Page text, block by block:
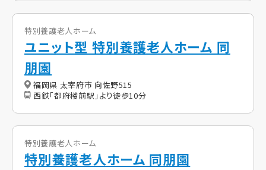
特別養護老人ホーム
ユニット型 特別養護老人ホーム 同
朋園
福岡県 太宰府市 向佐野515
西鉄「都府楼前駅」より徒歩10分
特別養護老人ホーム
特別養護老人ホーム 同朋園